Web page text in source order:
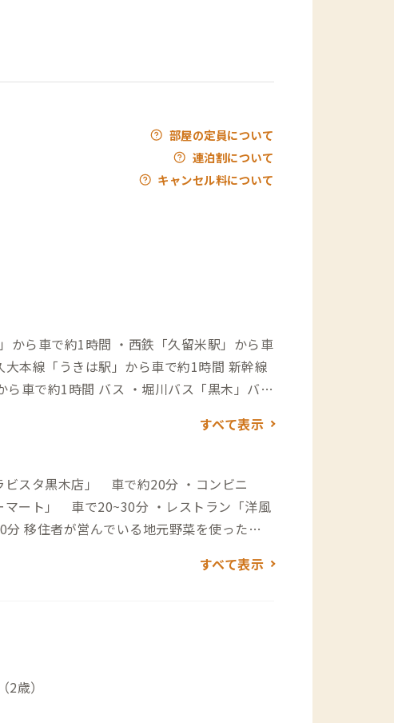
部屋の定員について
連泊割について
キャンセル料について
から車で約1時間 ・西鉄「久留米駅」から車
本線「うきは駅」から車で約1時間 新幹線
ら車で約1時間 バス ・堀川バス「黒木」バス
すべて表示
ビスタ黒木店」 車で約20分 ・コンビニ
マート」 車で20~30分 ・レストラン「洋風
移住者が営んでいる地元野菜を使った家
すべて表示
歳）